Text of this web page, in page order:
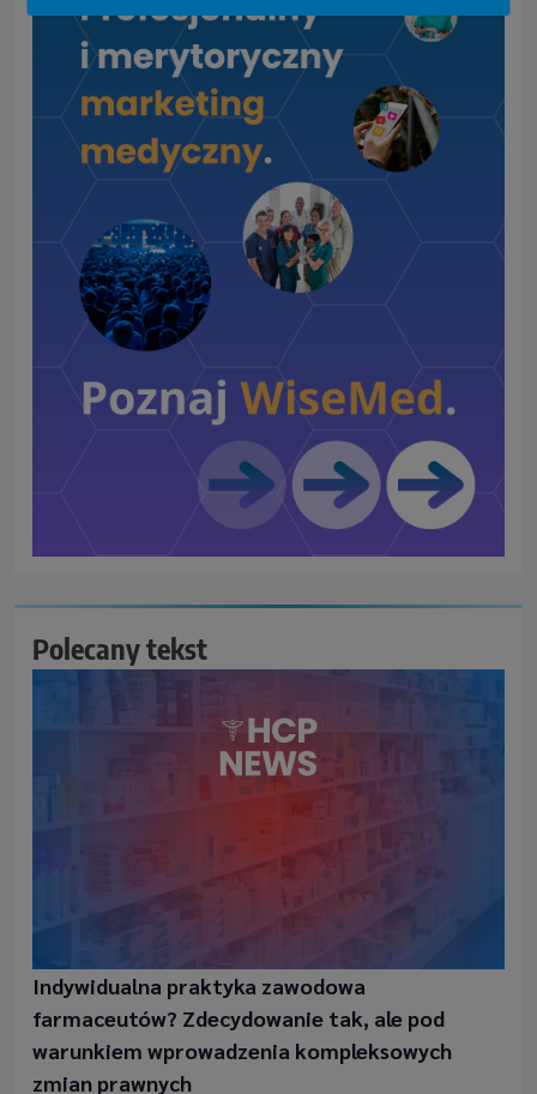
Polecany tekst
Indywidualna praktyka zawodowa
farmaceutów? Zdecydowanie tak, ale pod
warunkiem wprowadzenia kompleksowych
zmian prawnych